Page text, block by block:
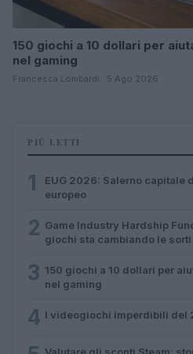
150 giochi a 10 dollari per
nel gaming
Francesca Lombardi · 5 Ago 2026
PIÙ LETTI
1
EUG 2026: Salerno capitale
europeo
2 Game Industry Hardship
giochi sta cambiando le
3 150 giochi a 10 dollari per
nel gaming
4 I videogiochi imperdibili del